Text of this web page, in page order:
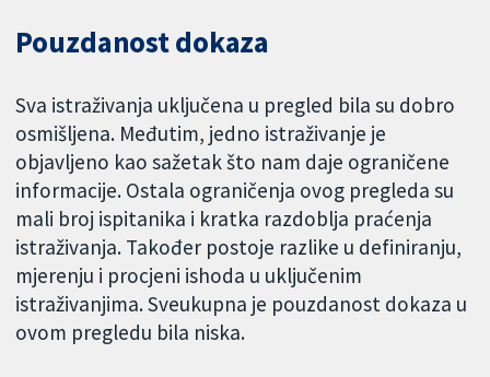
Pouzdanost dokaza
Sva istraživanja uključena u pregled bila su dobro
osmišljena. Međutim, jedno istraživanje je
objavljeno kao sažetak što nam daje ograničene
informacije. Ostala ograničenja ovog pregleda su
mali broj ispitanika i kratka razdoblja praćenja
istraživanja. Također postoje razlike u definiranju,
mjerenju i procjeni ishoda u uključenim
istraživanjima. Sveukupna je pouzdanost dokaza u
ovom pregledu bila niska.